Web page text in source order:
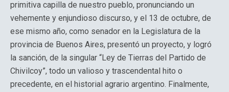
primitiva capilla de nuestro pueblo, pronunciando un
vehemente y enjundioso discurso, y el 13 de octubre, de
ese mismo año, como senador en la Legislatura de la
provincia de Buenos Aires, presentó un proyecto, y logró
la sanción, de la singular “Ley de Tierras del Partido de
Chivilcoy”, todo un valioso y trascendental hito o
precedente, en el historial agrario argentino. Finalmente,